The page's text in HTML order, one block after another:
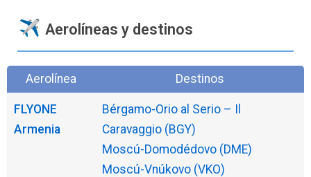
Aerolíneas y destinos
Aerolínea Destinos
FLYONE
Armenia
Bérgamo-Orio al Serio – Il
Caravaggio (BGY)
Moscú-Domodédovo (DME)
Moscú-Vnúkovo (VKO)